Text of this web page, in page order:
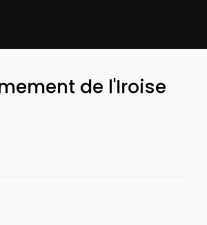
de l'Iroise